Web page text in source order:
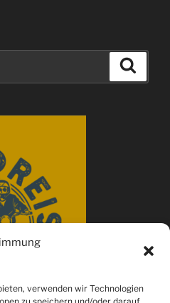
verwenden wir Technologien